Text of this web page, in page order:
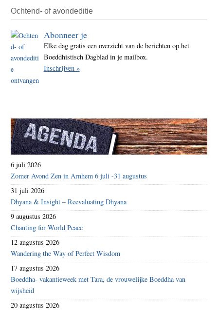
Ochtend- of avondeditie
Abonneer je
Elke dag gratis een overzicht van de berichten op het
Boeddhistisch Dagblad in je mailbox.
Inschrijven »
6 juli 2026
Zomer Avond Zen in Arnhem 6 juli -31 augustus
31 juli 2026
Dhyana & Insight – Reevaluating Dhyana
9 augustus 2026
Chanting for World Peace
12 augustus 2026
Wandering the Way of Perfect Wisdom
17 augustus 2026
Boeddha- vakantieweek met Tara, de vrouwelijke Boeddha van
wijsheid
20 augustus 2026